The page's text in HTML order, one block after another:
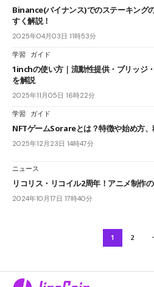
Binance(バイナンス)でのステーキング
すく解説！
2025年04月03日 11時53分
学習 ガイド
1inchの使い方｜流動性提供・ブリッジ
を解説
2025年11月05日 16時22分
学習 ガイド
NFTゲームSorareとは？特徴や始め方
2025年12月23日 14時47分
ニュース
リコリス・リコイル2周年！アニメ制作
2024年10月17日 17時40分
1 2